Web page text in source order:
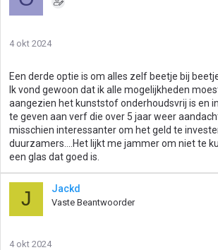
4 okt 2024
Een derde optie is om alles zelf beetje bij
Ik vond gewoon dat ik alle mogelijkheden
aangezien het kunststof onderhoudsvrij is en
te geven aan verf die over 5 jaar weer
misschien interessanter om het geld te
duurzamers....Het lijkt me jammer om niet te
een glas dat goed is.
J Jackd
Vaste Beantwoorder
4 okt 2024